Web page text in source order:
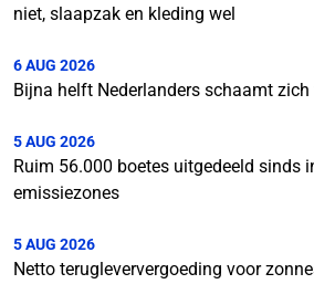
niet, slaapzak en kleding wel
6 AUG 2026
Bijna helft Nederlanders schaamt
5 AUG 2026
Ruim 56.000 boetes uitgedeeld sinds
emissiezones
5 AUG 2026
Netto terugleververgoeding voor